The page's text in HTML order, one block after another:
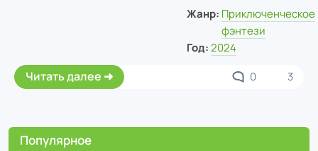
Жанр: Приключенческое
фэнтези
Год: 2024
Читать далее 0 3
Популярное